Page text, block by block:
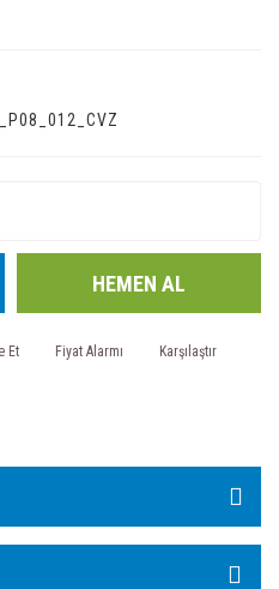
HEMEN AL
Et Fiyat Alarmı Karşılaştır